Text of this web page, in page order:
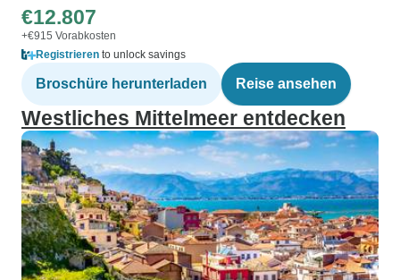
€12.807
+€915 Vorabkosten
Registrieren to unlock savings
Broschüre herunterladen Reise ansehen
Westliches Mittelmeer entdecken